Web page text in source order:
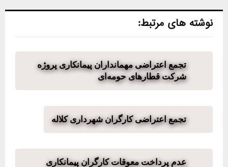
نوشته های مرتبط:
تجمع اعتراضی مهمانداران پیمانکاری پروژه
شرکت قطارهای حومه‌ای
تجمع اعتراضی کارگران شهرداری کلاله
عدم پرداخت معوقات کارگران پیمانکاری